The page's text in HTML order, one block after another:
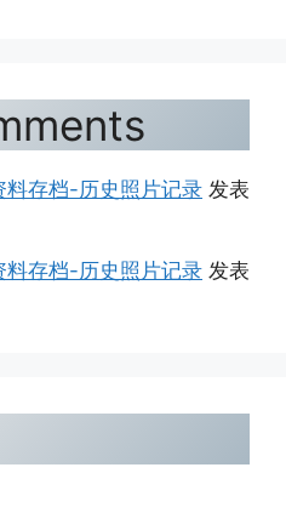
存档-历史照片记录 发表
存档-历史照片记录 发表